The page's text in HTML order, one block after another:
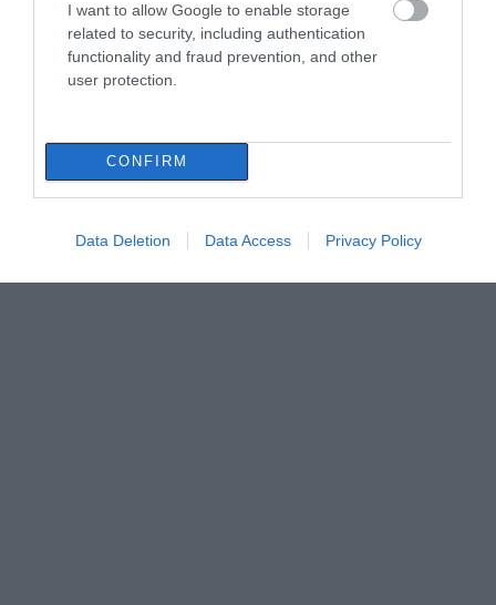
I want to allow Google to enable storage
related to security, including authentication
functionality and fraud prevention, and other
user protection.
CONFIRM
Data Deletion Data Access Privacy Policy